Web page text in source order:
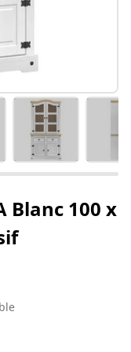
Blanc 100 x